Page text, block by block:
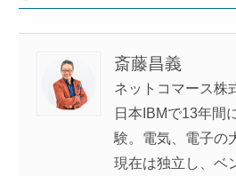
斎藤昌義
ネットコマース株
日本IBMで13年間
験。電気、電子の
現在は独立し、ベ